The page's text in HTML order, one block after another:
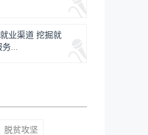
业渠道 挖掘就
务...
脱贫攻坚